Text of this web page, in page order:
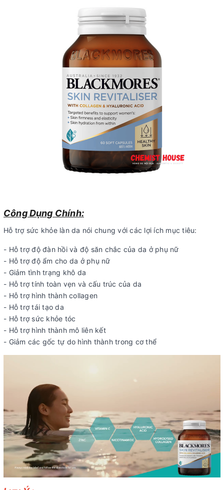
Công Dụng Chính:
Hỗ trợ sức khỏe làn da nói chung với các lợi ích mục tiêu:
- Hỗ trợ độ đàn hồi và độ săn chắc của da ở phụ nữ
- Hỗ trợ độ ẩm cho da ở phụ nữ
- Giảm tình trạng khô da
- Hỗ trợ tính toàn vẹn và cấu trúc của da
- Hỗ trợ hình thành collagen
- Hỗ trợ tái tạo da
- Hỗ trợ sức khỏe tóc
- Hỗ trợ hình thành mô liên kết
- Giảm các gốc tự do hình thành trong cơ thể